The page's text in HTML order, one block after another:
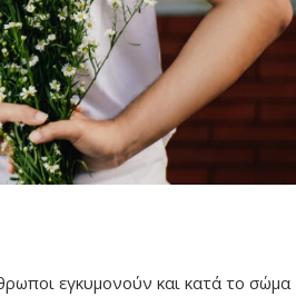
εγκυμονούν και κατά το σώμα